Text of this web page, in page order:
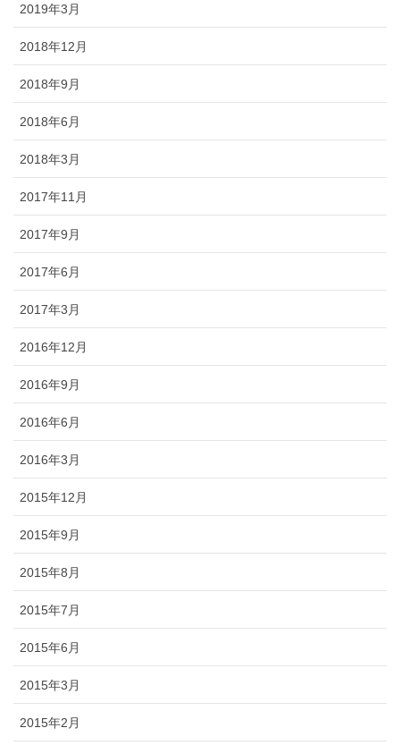
2019年3月
2018年12月
2018年9月
2018年6月
2018年3月
2017年11月
2017年9月
2017年6月
2017年3月
2016年12月
2016年9月
2016年6月
2016年3月
2015年12月
2015年9月
2015年8月
2015年7月
2015年6月
2015年3月
2015年2月